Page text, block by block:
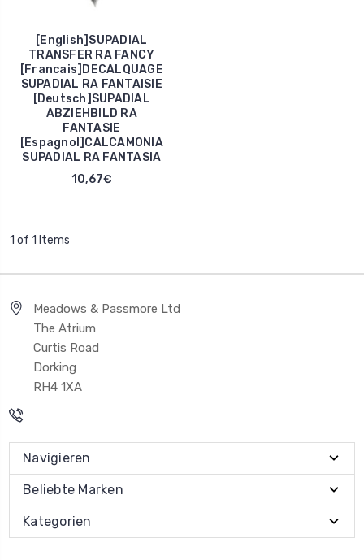
[English]SUPADIAL
TRANSFER RA FANCY
[Francais]DECALQUAGE
SUPADIAL RA FANTAISIE
[Deutsch]SUPADIAL
ABZIEHBILD RA
FANTASIE
[Espagnol]CALCAMONIA
SUPADIAL RA FANTASIA
10,67€
1 of 1 Items
Meadows & Passmore Ltd
The Atrium
Curtis Road
Dorking
RH4 1XA
Navigieren
Beliebte Marken
Kategorien